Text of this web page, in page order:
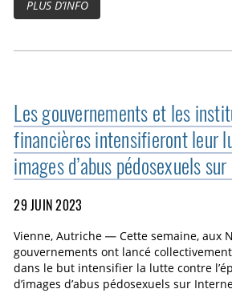
PLUS D’INFO
Les gouvernements et les
financières intensifieront leur
images d’abus pédosexuels
29 JUIN 2023
Vienne, Autriche — Cette semaine, aux
gouvernements ont lancé
dans le but intensifier la lutte contre
d’images d’abus pédosexuels sur